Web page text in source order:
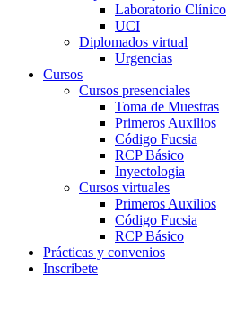
Laboratorio Clínico
UCI
Diplomados virtual
Urgencias
Cursos
Cursos presenciales
Toma de Muestras
Primeros Auxilios
Código Fucsia
RCP Básico
Inyectologia
Cursos virtuales
Primeros Auxilios
Código Fucsia
RCP Básico
Prácticas y convenios
Inscribete